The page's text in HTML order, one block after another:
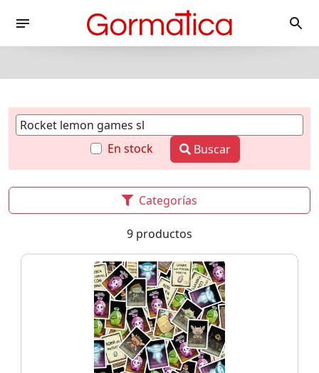
En stock Buscar
Categorías
9 productos